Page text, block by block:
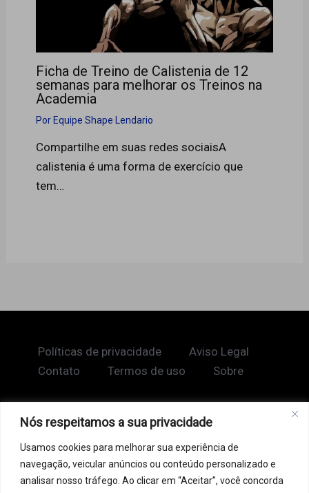
Nós respeitamos a sua privacidade
Usamos cookies para melhorar sua experiência de
navegação, veicular anúncios ou conteúdo personalizado e
analisar nosso tráfego. Ao clicar em “Aceitar”, você concorda
Ficha de Treino de Calistenia de 12
semanas para melhorar os Treinos na
Academia
Por Equipe Shape Lendario
Compartilhe em suas redes sociaisA
calistenia é uma forma de exercício que
tem…
Políticas de privacidade
Aviso Legal
Contato
Termos de uso Sobre
Ao acessar este site, você concorda com nossos
Termos de Uso e Política de Privacidade. Este site